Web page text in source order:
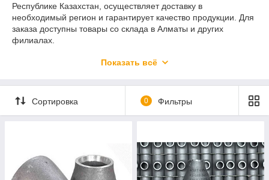
Республике Казахстан, осуществляет доставку в
необходимый регион и гарантирует качество продукции. Для
заказа доступны товары со склада в Алматы и других
филиалах.
связаться с нашими представителями по телефону –
spkstalkom@mail.ru
Показать всё
Сортировка 0 Фильтры